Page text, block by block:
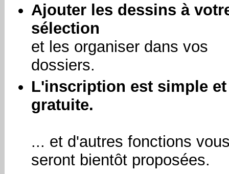
Ajouter les dessins à
sélection
et les organiser dans vos
dossiers.
L'inscription est simple et
gratuite.
... et d'autres fonctions
seront bientôt proposées.